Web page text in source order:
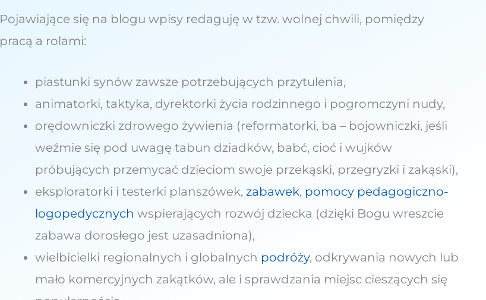
Pojawiające się na blogu wpisy redaguję w tzw. wolnej chwili, pomiędzy
pracą a rolami:
piastunki synów zawsze potrzebujących przytulenia,
animatorki, taktyka, dyrektorki życia rodzinnego i pogromczyni nudy,
orędowniczki zdrowego żywienia (reformatorki, ba – bojowniczki, jeśli
weźmie się pod uwagę tabun dziadków, babć, cioć i wujków
próbujących przemycać dzieciom swoje przekąski, przegryzki i zakąski),
eksploratorki i testerki planszówek, zabawek, pomocy pedagogiczno-
logopedycznych wspierających rozwój dziecka (dzięki Bogu wreszcie
zabawa dorosłego jest uzasadniona),
wielbicielki regionalnych i globalnych podróży, odkrywania nowych lub
mało komercyjnych zakątków, ale i sprawdzania miejsc cieszących się